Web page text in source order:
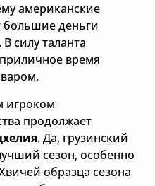
американские
большие деньги
силу таланта
время
игроком
продолжает
. Да, грузинский
сезон, особенно
образца сезона